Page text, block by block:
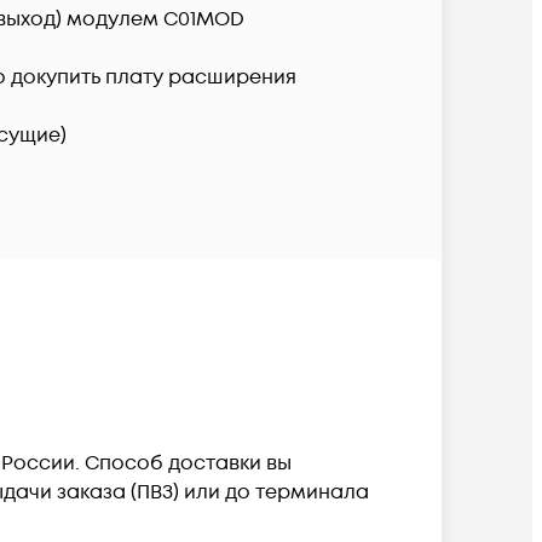
модулем C01MOD
плату расширения
Способ доставки вы
заказа (ПВЗ) или до терминала